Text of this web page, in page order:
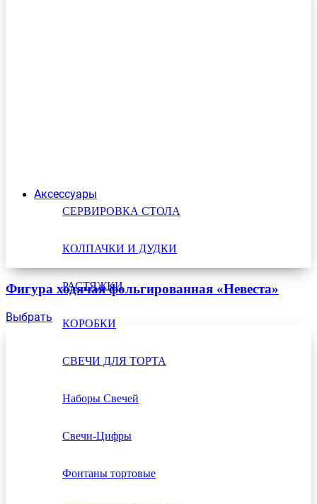
Аксессуары
СЕРВИРОВКА СТОЛА
КОЛПАЧКИ И ДУДКИ
РАСТЯЖКИ
КОРОБКИ
СВЕЧИ ДЛЯ ТОРТА
Наборы Свечей
Свечи-Цифры
Фонтаны тортовые
Фигура ходячая фольгированная «Невеста»
Выбрать